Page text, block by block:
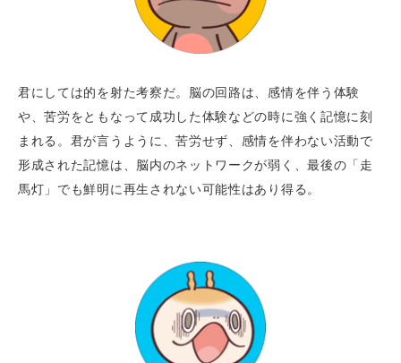
君にしては的を射た考察だ。脳の回路は、感情を伴う体験
や、苦労をともなって成功した体験などの時に強く記憶に刻
まれる。君が言うように、苦労せず、感情を伴わない活動で
形成された記憶は、脳内のネットワークが弱く、最後の「走
馬灯」でも鮮明に再生されない可能性はあり得る。